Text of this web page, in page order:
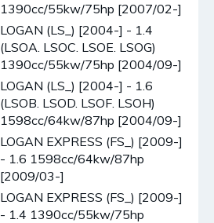
1390cc/55kw/75hp [2007/02-]
LOGAN (LS_) [2004-] - 1.4
(LSOA. LSOC. LSOE. LSOG)
1390cc/55kw/75hp [2004/09-]
LOGAN (LS_) [2004-] - 1.6
(LSOB. LSOD. LSOF. LSOH)
1598cc/64kw/87hp [2004/09-]
LOGAN EXPRESS (FS_) [2009-]
- 1.6 1598cc/64kw/87hp
[2009/03-]
LOGAN EXPRESS (FS_) [2009-]
- 1.4 1390cc/55kw/75hp